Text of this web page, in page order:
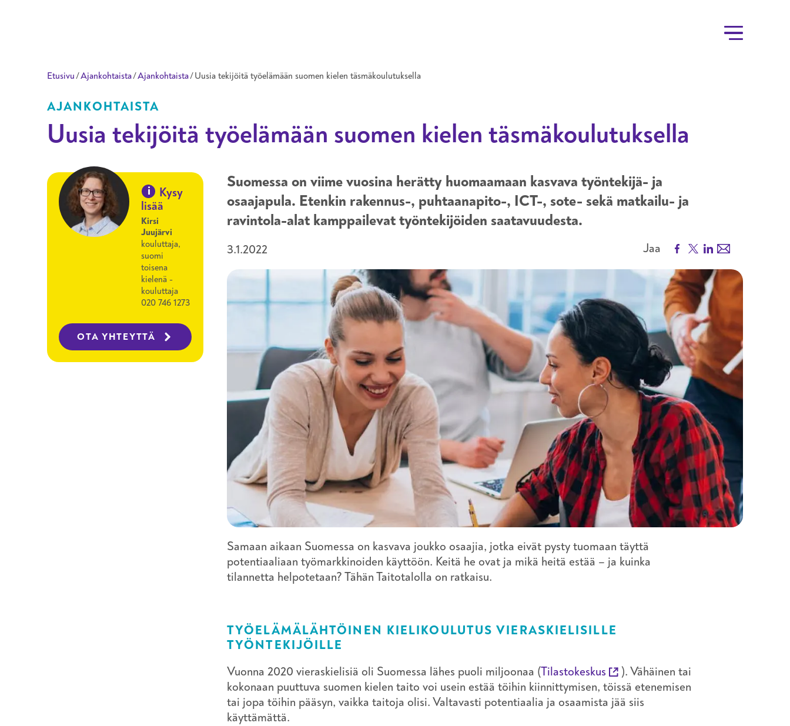
Etusivu/Ajankohtaista/Ajankohtaista/Uusia tekijöitä työelämään suomen kielen täsmäkoulutuksella
Uusia tekijöitä työelämään suomen kielen täsmäkoulutuksella
AJANKOHTAISTA
Suomessa on viime vuosina herätty huomaamaan kasvava työntekijä- ja
osaajapula. Etenkin rakennus-, puhtaanapito-, ICT-, sote- sekä matkailu- ja
ravintola-alat kamppailevat työntekijöiden saatavuudesta.
3.1.2022 Jaa Facebook
X LinkedIn
Email
Samaan aikaan Suomessa on kasvava joukko osaajia, jotka eivät pysty tuomaan täyttä
potentiaaliaan työmarkkinoiden käyttöön. Keitä he ovat ja mikä heitä estää – ja kuinka
tilannetta helpotetaan? Tähän Taitotalolla on ratkaisu.
TYÖELÄMÄLÄHTÖINEN KIELIKOULUTUS VIERASKIELISILLE
TYÖNTEKIJÖILLE
Vuonna 2020 vieraskielisiä oli Suomessa lähes puoli miljoonaa (Tilastokeskus
). Vähäinen tai
kokonaan puuttuva suomen kielen taito voi usein estää töihin kiinnittymisen, töissä etenemisen
tai jopa töihin pääsyn, vaikka taitoja olisi. Valtavasti potentiaalia ja osaamista jää siis
käyttämättä.
i
Kysy
lisää
Kirsi
Juujärvi
kouluttaja,
suomi
toisena
kielenä -
kouluttaja
020 746 1273
OTA YHTEYTTÄ